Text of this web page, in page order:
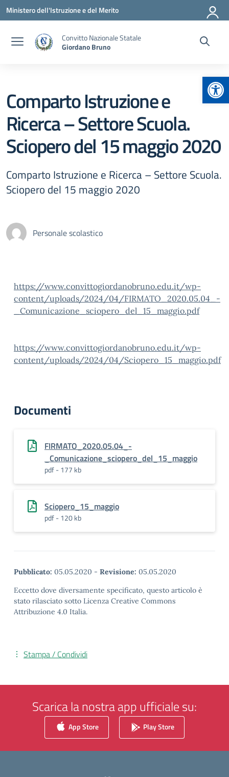
Vai ai contenuti
Vai al menu di navigazione
Vai al footer
Ministero dell'Istruzione e del Merito
Convitto Nazionale Statale
Giordano Bruno
Comparto Istruzione e
Ricerca – Settore Scuola.
Sciopero del 15 maggio 2020
Comparto Istruzione e Ricerca – Settore Scuola.
Sciopero del 15 maggio 2020
Personale scolastico
https://www.convittogiordanobruno.edu.it/wp-
content/uploads/2024/04/FIRMATO_2020.05.04_-
_Comunicazione_sciopero_del_15_maggio.pdf
https://www.convittogiordanobruno.edu.it/wp-
content/uploads/2024/04/Sciopero_15_maggio.pdf
Documenti
FIRMATO_2020.05.04_-
_Comunicazione_sciopero_del_15_maggio
pdf - 177 kb
Sciopero_15_maggio
pdf - 120 kb
Pubblicato: 05.05.2020 - Revisione: 05.05.2020
Eccetto dove diversamente specificato, questo articolo è
stato rilasciato sotto Licenza Creative Commons
Attribuzione 4.0 Italia.
Stampa / Condividi
Scarica la nostra app ufficiale su:
App Store Play Store